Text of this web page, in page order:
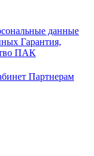
данные
Гарантия,
ПАК
Партнерам